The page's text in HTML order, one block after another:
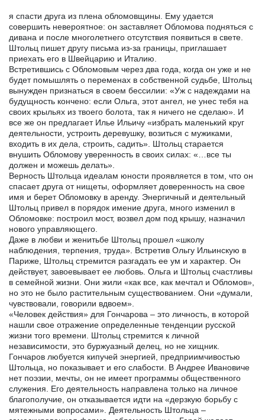
я спасти друга из плена обломовщины. Ему удается
совершить невероятное: он заставляет Обломова подняться с
дивана и после многолетнего отсутствия появиться в свете.
Штольц пишет другу письма из-за границы, приглашает
приехать его в Швейцарию и Италию.
Встретившись с Обломовым через два года, когда он уже и не
будет помышлять о переменах в собственной судьбе, Штольц
вынужден признаться в своем бессилии: «Уж с надеждами на
будущность кончено: если Ольга, этот ангел, не унес тебя на
своих крыльях из твоего болота, так я ничего не сделаю». И
все же он предлагает Илье Ильичу «избрать маленький круг
деятельности, устроить деревушку, возиться с мужиками,
входить в их дела, строить, садить». Штольц старается
внушить Обломову уверенность в своих силах: «…все ты
должен и можешь делать».
Верность Штольца идеалам юности проявляется в том, что он
спасает друга от нищеты, оформляет доверенность на свое
имя и берет Обломовку в аренду. Энергичный и деятельный
Штольц привел в порядок имение друга, много изменил в
Обломовке: построил мост, возвел дом под крышу, назначил
нового управляющего.
Даже в любви и женитьбе Штольц прошел «школу
наблюдения, терпения, труда». Встретив Ольгу Ильинскую в
Париже, Штольц стремится разгадать ее ум и характер. Он
действует, завоевывает ее любовь. Ольга и Штольц счастливы
в семейной жизни. Они жили «как все, как мечтал и Обломов»,
но это не было растительным существованием. Они «думали,
чувствовали, говорили вдвоем».
«Человек действия» для Гончарова – это личность, в которой
нашли свое отражение определенные тенденции русской
жизни того времени. Штольц стремится к личной
независимости, это буржуазный делец, но не хищник.
Гончаров любуется кипучей энергией, предприимчивостью
Штольца, но показывает и его слабости. В Андрее Ивановиче
нет поэзии, мечты, он не имеет программы общественного
служения. Его деятельность направлена только на личное
благополучие, он отказывается идти на «дерзкую борьбу с
мятежными вопросами». Деятельность Штольца –